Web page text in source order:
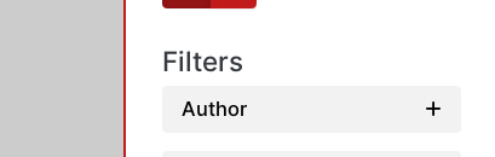
Filters
Author